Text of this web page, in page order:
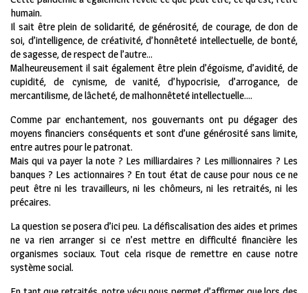
humain.
Il sait être plein de solidarité, de générosité, de courage, de don de
soi, d’intelligence, de créativité, d’honnêteté intellectuelle, de bonté,
de sagesse, de respect de l’autre…
Malheureusement il sait également être plein d’égoïsme, d’avidité, de
cupidité, de cynisme, de vanité, d’hypocrisie, d’arrogance, de
mercantilisme, de lâcheté, de malhonnêteté intellectuelle….
Comme par enchantement, nos gouvernants ont pu dégager des
moyens financiers conséquents et sont d’une générosité sans limite,
entre autres pour le patronat.
Mais qui va payer la note ? Les milliardaires ? Les millionnaires ? Les
banques ? Les actionnaires ? En tout état de cause pour nous ce ne
peut être ni les travailleurs, ni les chômeurs, ni les retraités, ni les
précaires.
La question se posera d’ici peu. La défiscalisation des aides et primes
ne va rien arranger si ce n’est mettre en difficulté financière les
organismes sociaux. Tout cela risque de remettre en cause notre
système social.